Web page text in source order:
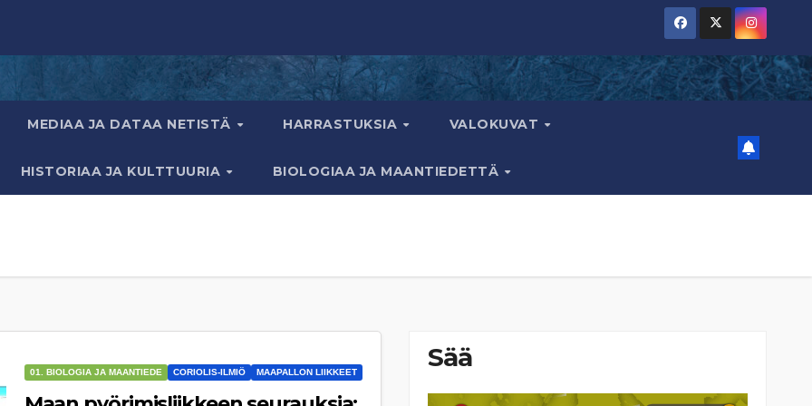
MEDIAA JA DATAA NETISTÄ HARRASTUKSIA VALOKUVAT
HISTORIAA JA KULTTUURIA BIOLOGIAA JA MAANTIEDETTÄ
01. BIOLOGIA JA MAANTIEDE CORIOLIS-ILMIÖ MAAPALLON LIIKKEET Sää